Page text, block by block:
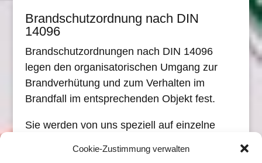
Cookie-Zustimmung verwalten
Brandschutzordnung nach DIN
14096
Brandschutzordnungen nach DIN 14096
legen den organisatorischen Umgang zur
Brandverhütung und zum Verhalten im
Brandfall im entsprechenden Objekt fest.
Sie werden von uns speziell auf einzelne
vom Betreiber / Unternehmer des Objektes in